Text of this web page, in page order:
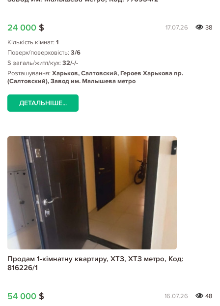
24 000 $ 17.07.26
38
Кількість кімнат: 1
Поверх/поверховість: 3/6
S загаль/житл/кух: 32/-/-
Розташування: Харьков, Салтовский, Героев Харькова пр.
(Салтовский), Завод им. Малышева метро
ДЕТАЛЬНІШЕ...
Продам 1-кімнатну квартиру, ХТЗ, ХТЗ метро, Код:
816226/1
54 000 $ 16.07.26
48